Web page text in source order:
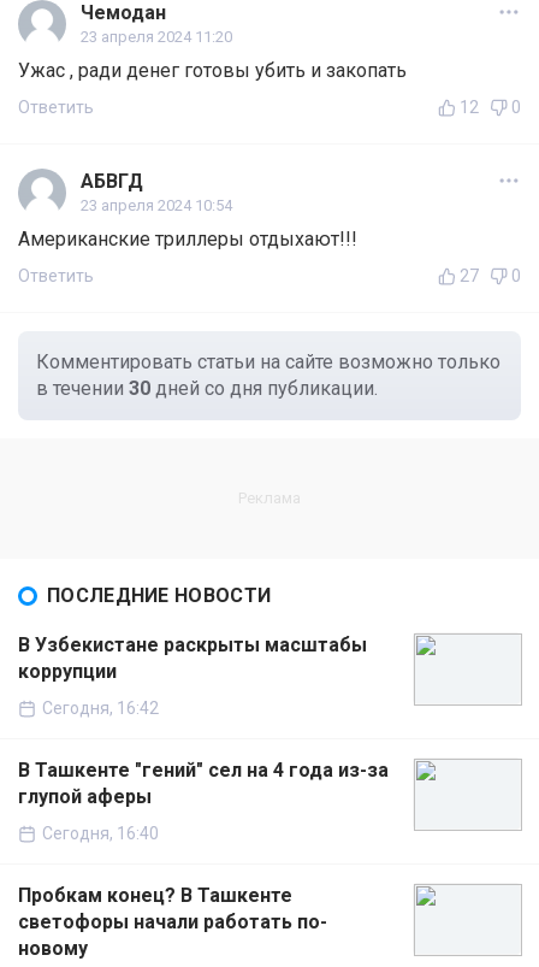
Чемодан
23 апреля 2024 11:20
Ужас , ради денег готовы убить и закопать
Ответить 12 0
АБВГД
23 апреля 2024 10:54
Американские триллеры отдыхают!!!
Ответить 27 0
Комментировать статьи на сайте возможно только
в течении 30 дней со дня публикации.
ПОСЛЕДНИЕ НОВОСТИ
В Узбекистане раскрыты масштабы
коррупции
Сегодня, 16:42
В Ташкенте "гений" сел на 4 года из-за
глупой аферы
Сегодня, 16:40
Пробкам конец? В Ташкенте
светофоры начали работать по-
новому